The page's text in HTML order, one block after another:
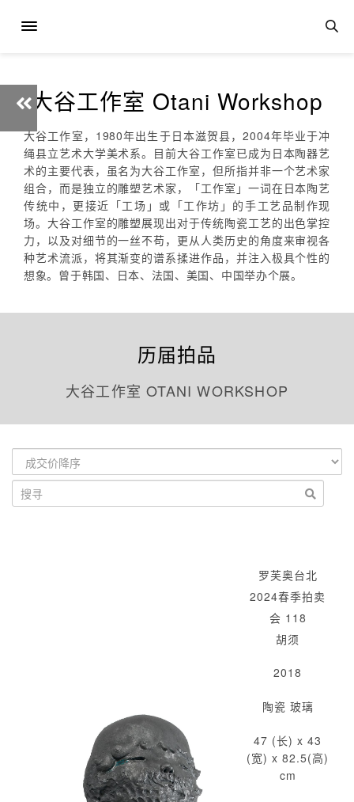
大谷工作室 Otani Workshop
大谷工作室，1980年出生于日本滋贺县，2004年毕业于冲
绳县立艺术大学美术系。目前大谷工作室已成为日本陶器艺
术的主要代表，虽名为大谷工作室，但所指并非一个艺术家
组合，而是独立的雕塑艺术家，「工作室」一词在日本陶艺
传统中，更接近「工场」或「工作坊」的手工艺品制作现
场。大谷工作室的雕塑展现出对于传统陶瓷工艺的出色掌控
力，以及对细节的一丝不苟，更从人类历史的角度来审视各
种艺术流派，将其渐变的谱系揉进作品，并注入极具个性的
想象。曾于韩国、日本、法国、美国、中国举办个展。
历届拍品
大谷工作室 OTANI WORKSHOP
罗芙奥台北
2024春季拍卖
会 118
胡须
2018
陶瓷 玻璃
47 (长) x 43
(宽) x 82.5(高)
cm